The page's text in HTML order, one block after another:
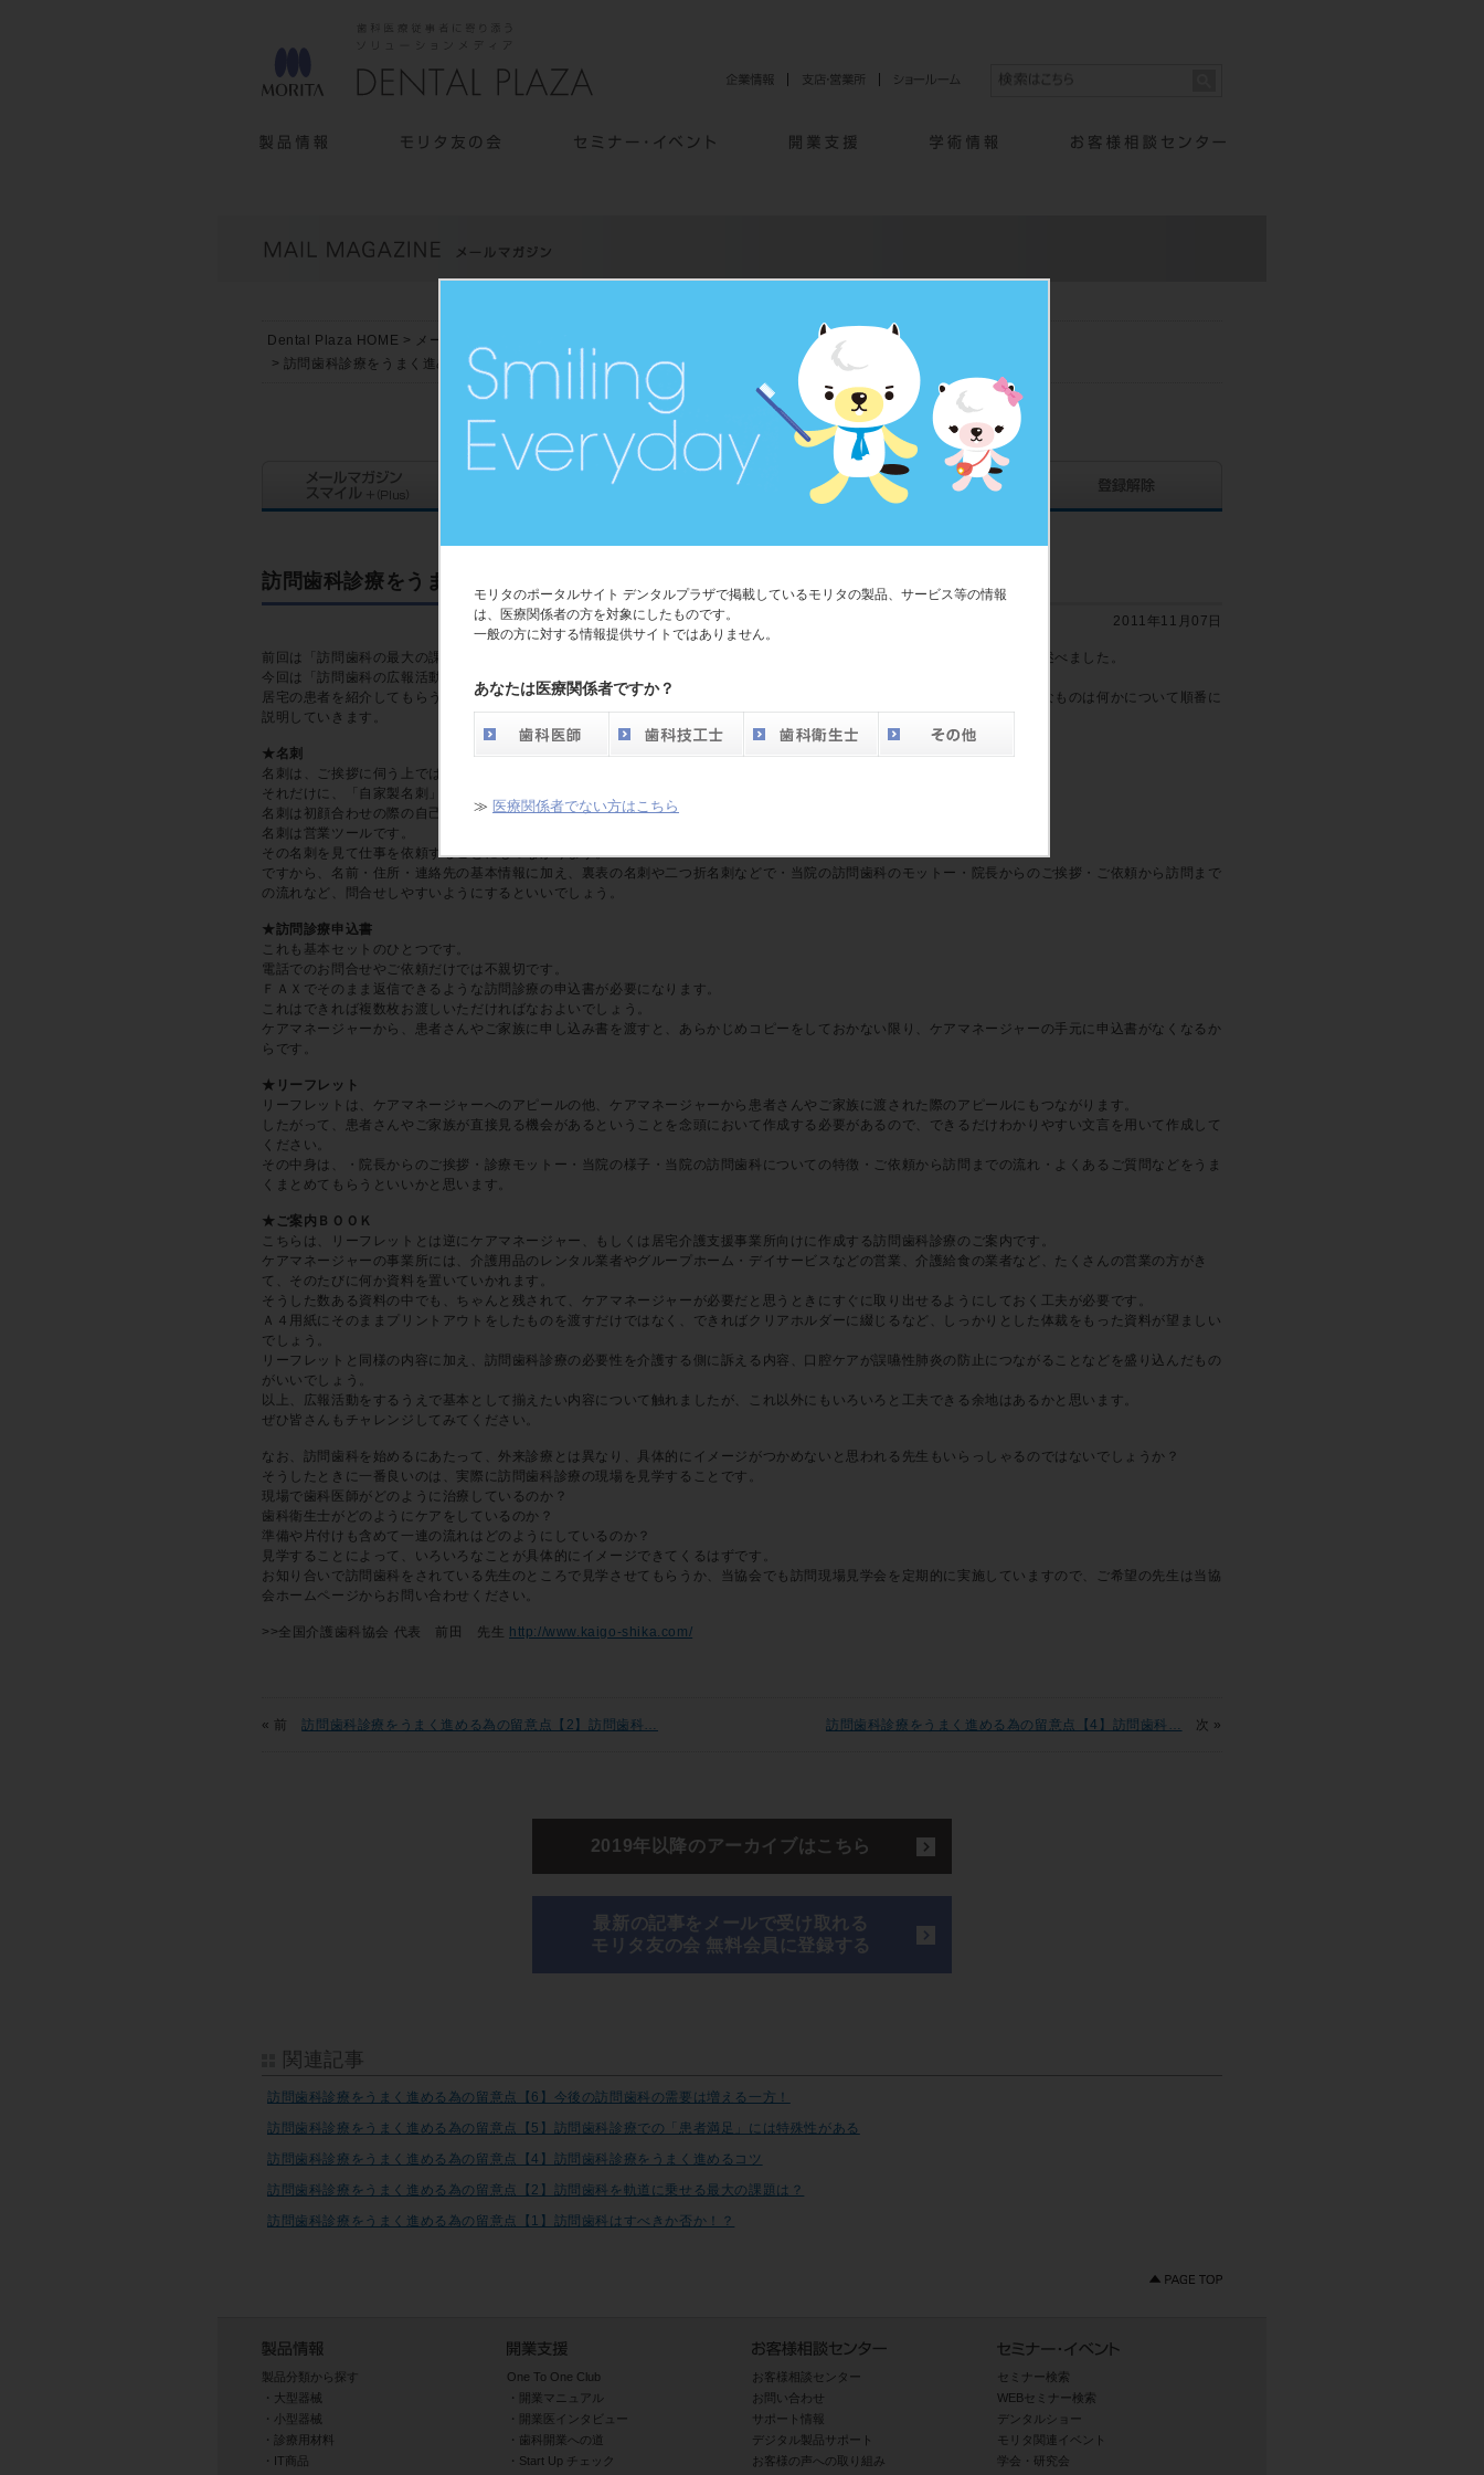
モリタのポータルサイト デンタルプラザで掲載しているモリタの製品、サービス等の情報
は、医療関係者の方を対象にしたものです。
一般の方に対する情報提供サイトではありません。
あなたは医療関係者ですか？
≫ 医療関係者でない方はこちら
Dental Plaza HOME > メールマガジンスマイル+(Plus)
> 訪問歯科診療をうまく進める為の留意点【3】訪問歯科の広報活動で何が必要か？
訪問歯科診療をうまく進める為の留意点【3】訪問歯科の広報活動で何が必要か？
2011年11月07日
前回は「訪問歯科の最大の課題は患者さんを見つけること」として、患者さんを見つけるためには、広報活動が必要なことを述べました。
今回は「訪問歯科の広報活動で何が必要か？」について触れていくことにします。
居宅の患者を紹介してもらうための広報活動での訪問先は、ケアマネージャーがいる居宅介護支援事業所ですが、そこで必要なものは何かについて順番に
説明していきます。
★名刺
名刺は、ご挨拶に伺う上では必需品で、ビジネス上の礼儀です。
それだけに、「自家製名刺」で、いかにもプリンターで印刷して作りましたというものは避けてください。
名刺は初顔合わせの際の自己紹介書の役割だけではありません。
名刺は営業ツールです。
その名刺を見て仕事を依頼することにもつながります。
ですから、名前・住所・連絡先の基本情報に加え、裏表の名刺や二つ折名刺などで・当院の訪問歯科のモットー・院長からのご挨拶・ご依頼から訪問まで
の流れなど、問合せしやすいようにするといいでしょう。
★訪問診療申込書
これも基本セットのひとつです。
電話でのお問合せやご依頼だけでは不親切です。
ＦＡＸでそのまま返信できるような訪問診療の申込書が必要になります。
これはできれば複数枚お渡しいただければなおよいでしょう。
ケアマネージャーから、患者さんやご家族に申し込み書を渡すと、あらかじめコピーをしておかない限り、ケアマネージャーの手元に申込書がなくなるか
らです。
★リーフレット
リーフレットは、ケアマネージャーへのアピールの他、ケアマネージャーから患者さんやご家族に渡された際のアピールにもつながります。
したがって、患者さんやご家族が直接見る機会があるということを念頭において作成する必要があるので、できるだけわかりやすい文言を用いて作成して
ください。
その中身は、・院長からのご挨拶・診療モットー・当院の様子・当院の訪問歯科についての特徴・ご依頼から訪問までの流れ・よくあるご質問などをうま
くまとめてもらうといいかと思います。
★ご案内ＢＯＯＫ
こちらは、リーフレットとは逆にケアマネージャー、もしくは居宅介護支援事業所向けに作成する訪問歯科診療のご案内です。
ケアマネージャーの事業所には、介護用品のレンタル業者やグループホーム・デイサービスなどの営業、介護給食の業者など、たくさんの営業の方がき
て、そのたびに何か資料を置いていかれます。
そうした数ある資料の中でも、ちゃんと残されて、ケアマネージャーが必要だと思うときにすぐに取り出せるようにしておく工夫が必要です。
Ａ４用紙にそのままプリントアウトをしたものを渡すだけではなく、できればクリアホルダーに綴じるなど、しっかりとした体裁をもった資料が望ましい
でしょう。
リーフレットと同様の内容に加え、訪問歯科診療の必要性を介護する側に訴える内容、口腔ケアが誤嚥性肺炎の防止につながることなどを盛り込んだもの
がいいでしょう。
以上、広報活動をするうえで基本として揃えたい内容について触れましたが、これ以外にもいろいろと工夫できる余地はあるかと思います。
ぜひ皆さんもチャレンジしてみてください。
なお、訪問歯科を始めるにあたって、外来診療とは異なり、具体的にイメージがつかめないと思われる先生もいらっしゃるのではないでしょうか？
そうしたときに一番良いのは、実際に訪問歯科診療の現場を見学することです。
現場で歯科医師がどのように治療しているのか？
歯科衛生士がどのようにケアをしているのか？
準備や片付けも含めて一連の流れはどのようにしているのか？
見学することによって、いろいろなことが具体的にイメージできてくるはずです。
お知り合いで訪問歯科をされている先生のところで見学させてもらうか、当協会でも訪問現場見学会を定期的に実施していますので、ご希望の先生は当協
会ホームページからお問い合わせください。
>>全国介護歯科協会 代表 前田 先生 http://www.kaigo-shika.com/
« 前訪問歯科診療をうまく進める為の留意点【2】訪問歯科… 訪問歯科診療をうまく進める為の留意点【4】訪問歯科… 次 »
2019年以降のアーカイブはこちら
最新の記事をメールで受け取れる
モリタ友の会 無料会員に登録する
関連記事
訪問歯科診療をうまく進める為の留意点【6】今後の訪問歯科の需要は増える一方！
訪問歯科診療をうまく進める為の留意点【5】訪問歯科診療での「患者満足」には特殊性がある
訪問歯科診療をうまく進める為の留意点【4】訪問歯科診療をうまく進めるコツ
訪問歯科診療をうまく進める為の留意点【2】訪問歯科を軌道に乗せる最大の課題は？
訪問歯科診療をうまく進める為の留意点【1】訪問歯科はすべきか否か！？
製品分類から探す
大型器械
小型器械
診療用材料
IT商品
One To One Club
開業マニュアル
開業医インタビュー
歯科開業への道
Start Up チェック
お客様相談センター
お問い合わせ
サポート情報
デジタル製品サポート
お客様の声への取り組み
セミナー検索
WEBセミナー検索
デンタルショー
モリタ関連イベント
学会・研究会